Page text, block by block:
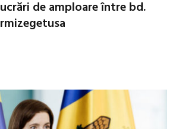
de amploare între bd.